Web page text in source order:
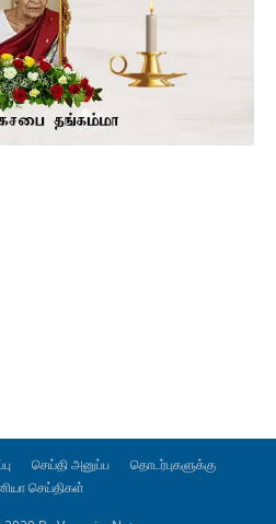
செய்தி அனுப்ப
தொடர்புகளுக்கு
செய்திகள்